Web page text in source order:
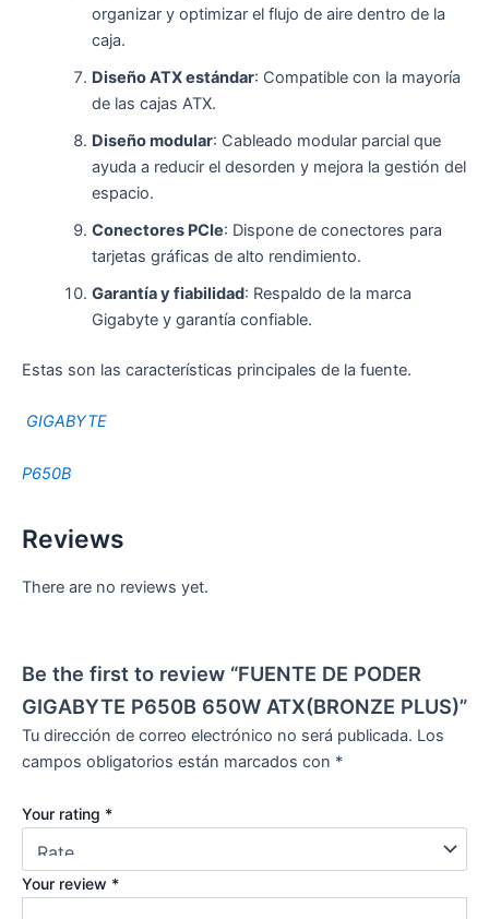
organizar y optimizar el flujo de aire dentro de la
caja.
Diseño ATX estándar: Compatible con la mayoría
de las cajas ATX.
Diseño modular: Cableado modular parcial que
ayuda a reducir el desorden y mejora la gestión del
espacio.
Conectores PCIe: Dispone de conectores para
tarjetas gráficas de alto rendimiento.
Garantía y fiabilidad: Respaldo de la marca
Gigabyte y garantía confiable.
Estas son las características principales de la fuente.
GIGABYTE
P650B
Reviews
There are no reviews yet.
Be the first to review “FUENTE DE PODER
GIGABYTE P650B 650W ATX(BRONZE PLUS)”
Tu dirección de correo electrónico no será publicada. Los
campos obligatorios están marcados con *
Your rating *
Your review *